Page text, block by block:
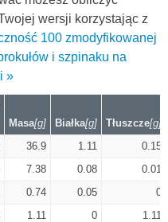
wersji korzystając z
100 zmodyfikowanej
i szpinaku na
»
Masa[g] Białka[g] Tłuszcze[g]
36.9 1.11
0.15
7.38 0.08
0.01
0.74 0.05
0
1.11 0
1.11